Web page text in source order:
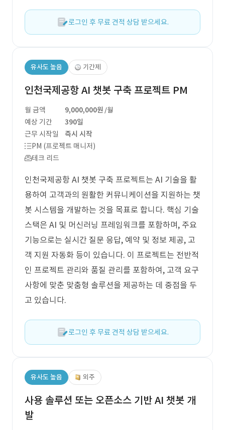
로그인 후 무료 견적 상담 받으세요.
유사도 높음 기간제
인천국제공항 AI 챗봇 구축 프로젝트 PM
월 금액 9,000,000원 /월
예상 기간
390일
근무 시작일
즉시 시작
PM (프로젝트 매니저)
테크 리드
인천국제공항 AI 챗봇 구축 프로젝트는 AI 기술을 활
용하여 고객과의 원활한 커뮤니케이션을 지원하는 챗
봇 시스템을 개발하는 것을 목표로 합니다. 핵심 기술
스택은 AI 및 머신러닝 프레임워크를 포함하며, 주요
기능으로는 실시간 질문 응답, 예약 및 정보 제공, 고
객 지원 자동화 등이 있습니다. 이 프로젝트는 전반적
인 프로젝트 관리와 품질 관리를 포함하여, 고객 요구
사항에 맞춘 맞춤형 솔루션을 제공하는 데 중점을 두
고 있습니다.
로그인 후 무료 견적 상담 받으세요.
유사도 높음 외주
사용 솔루션 또는 오픈소스 기반 AI 챗봇 개
발